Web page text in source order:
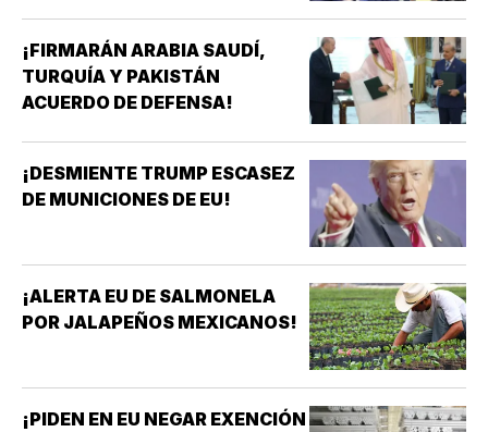
¡FIRMARÁN ARABIA SAUDÍ,
TURQUÍA Y PAKISTÁN
ACUERDO DE DEFENSA!
¡DESMIENTE TRUMP ESCASEZ
DE MUNICIONES DE EU!
¡ALERTA EU DE SALMONELA
POR JALAPEÑOS MEXICANOS!
¡PIDEN EN EU NEGAR EXENCIÓN